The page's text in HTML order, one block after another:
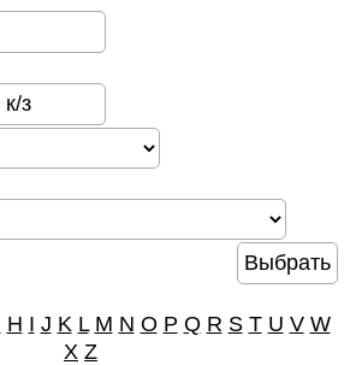
H I J K L M N O P Q R S T U V W
X Z